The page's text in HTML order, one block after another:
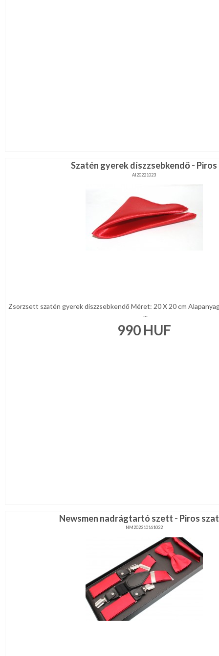
Szatén gyerek díszzsebkendő - Piros
AI20221023
Zsorzsett szatén gyerek díszzsebkendő Méret: 20 X 20 cm
...
990HUF
Newsmen nadrágtartó szett - Piros
NM202310161022